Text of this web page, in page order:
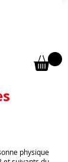
physique